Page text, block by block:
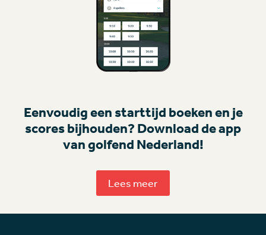
Eenvoudig een starttijd boeken en je
scores bijhouden? Download de app
van golfend Nederland!
Lees meer